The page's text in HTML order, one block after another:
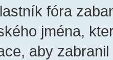
fóra
jména,
aby